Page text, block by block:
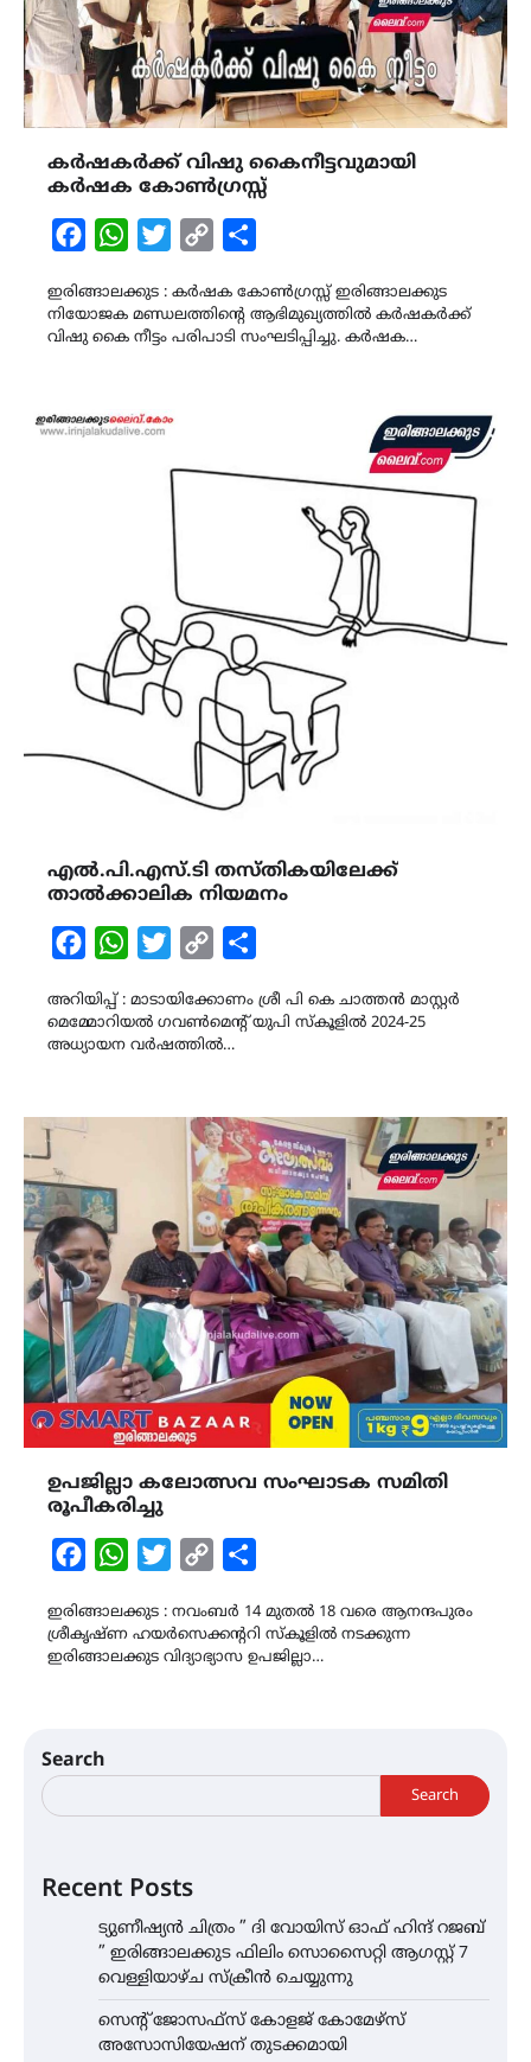
കർഷകർക്ക് വിഷു കൈനീട്ടവുമായി
കർഷക കോൺഗ്രസ്സ്
FacebookWhatsAppTwitterCopy
ഇരിങ്ങാലക്കുട : കർഷക കോൺഗ്രസ്സ് ഇരിങ്ങാലക്കുട
നിയോജക മണ്ഡലത്തിൻ്റെ ആഭിമുഖ്യത്തിൽ കർഷകർക്ക്
വിഷു കൈ നീട്ടം പരിപാടി സംഘടിപ്പിച്ചു. കർഷക…
എൽ.പി.എസ്.ടി തസ്തികയിലേക്ക്
താൽക്കാലിക നിയമനം
FacebookWhatsAppTwitterCopy
അറിയിപ്പ് : മാടായിക്കോണം ശ്രീ പി കെ ചാത്തൻ മാസ്റ്റർ
മെമ്മോറിയൽ ഗവൺമെന്റ് യുപി സ്കൂളിൽ 2024-25
അധ്യായന വർഷത്തിൽ…
ഉപജില്ലാ കലോത്സവ സംഘാടക സമിതി
രൂപീകരിച്ചു
FacebookWhatsAppTwitterCopy
ഇരിങ്ങാലക്കുട : നവംബര്‍ 14 മുതല്‍ 18 വരെ ആനന്ദപുരം
ശ്രീകൃഷ്ണ ഹയര്‍സെക്കന്‍ററി സ്കൂളില്‍ നടക്കുന്ന
ഇരിങ്ങാലക്കുട വിദ്യാഭ്യാസ ഉപജില്ലാ…
Search
Search
Recent Posts
ട്യുണീഷ്യൻ ചിത്രം ” ദി വോയിസ് ഓഫ് ഹിന്ദ് റജബ്
” ഇരിങ്ങാലക്കുട ഫിലിം സൊസൈറ്റി ആഗസ്റ്റ് 7
വെള്ളിയാഴ്ച സ്‌ക്രീൻ ചെയ്യുന്നു
സെന്റ് ജോസഫ്സ് കോളജ് കോമേഴ്‌സ്
അസോസിയേഷന് തുടക്കമായി